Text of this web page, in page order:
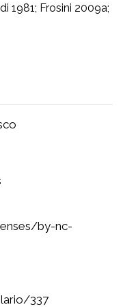
1981; Frosini 2009a;
by-nc-
337